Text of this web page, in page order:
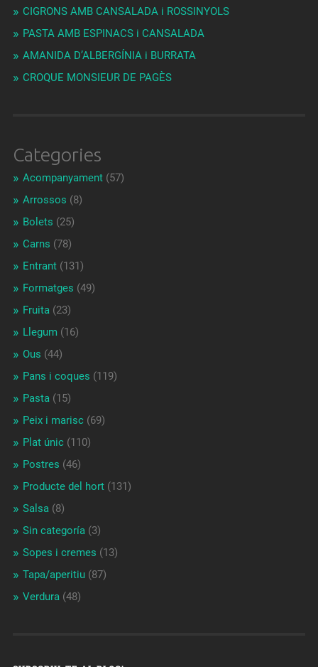
CIGRONS AMB CANSALADA i ROSSINYOLS
PASTA AMB ESPINACS i CANSALADA
AMANIDA D’ALBERGÍNIA i BURRATA
CROQUE MONSIEUR DE PAGÈS
Categories
Acompanyament(57)
Arrossos (8)
Bolets (25)
Carns (78)
Entrant(131)
Formatges (49)
Fruita(23)
Llegum (16)
Ous (44)
Pans i coques (119)
Pasta(15)
Peix i marisc(69)
Plat únic(110)
Postres (46)
Producte del hort(131)
Salsa(8)
Sin categoría(3)
Sopes i cremes (13)
Tapa/aperitiu(87)
Verdura(48)